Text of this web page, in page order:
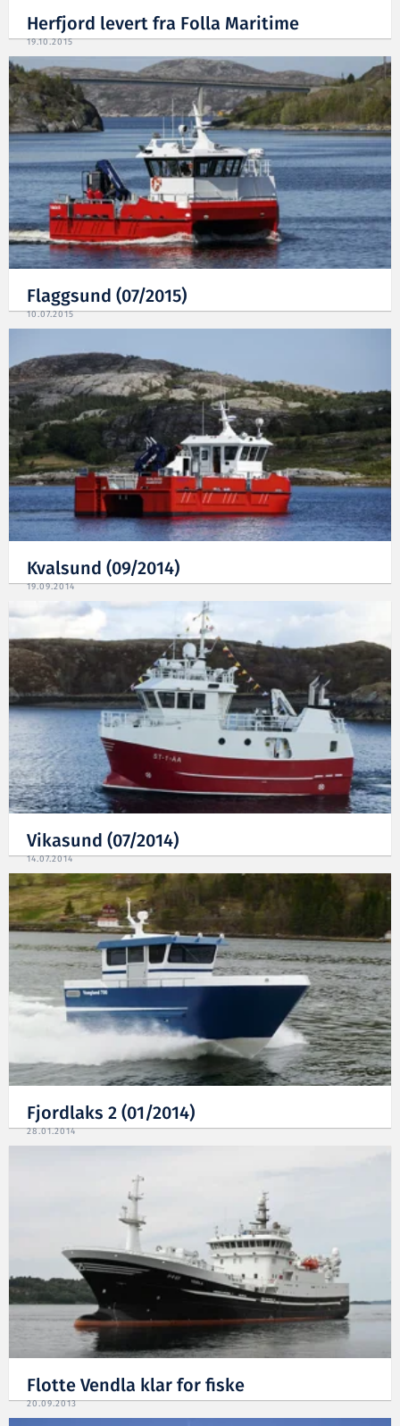
Herfjord levert fra Folla Maritime
19.10.2015
Flaggsund (07/2015)
10.07.2015
Kvalsund (09/2014)
19.09.2014
Vikasund (07/2014)
14.07.2014
Fjordlaks 2 (01/2014)
28.01.2014
Flotte Vendla klar for fiske
20.09.2013